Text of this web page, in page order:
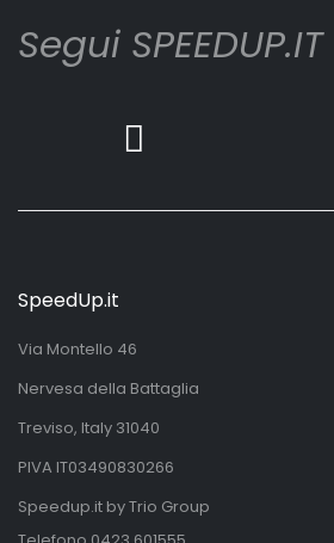
Segui SPEEDUP.IT
SpeedUp.it
Via Montello 46
Nervesa della Battaglia
Treviso, Italy 31040
PIVA IT03490830266
Speedup.it by Trio Group